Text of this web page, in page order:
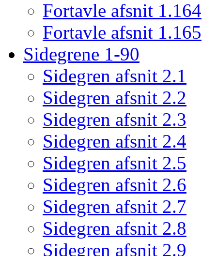
Fortavle afsnit 1.164
Fortavle afsnit 1.165
Sidegrene 1-90
Sidegren afsnit 2.1
Sidegren afsnit 2.2
Sidegren afsnit 2.3
Sidegren afsnit 2.4
Sidegren afsnit 2.5
Sidegren afsnit 2.6
Sidegren afsnit 2.7
Sidegren afsnit 2.8
Sidegren afsnit 2.9